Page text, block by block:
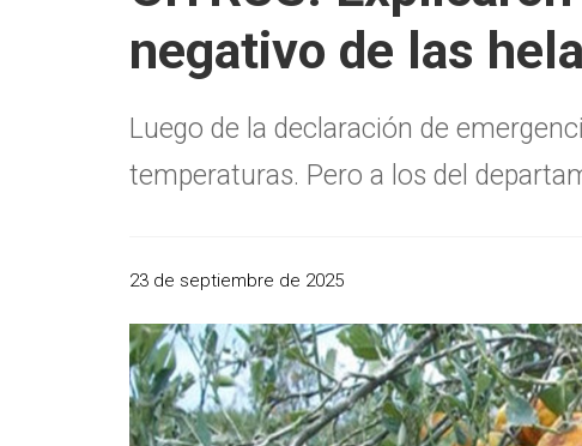
negativo de las
Luego de la declaración de
temperaturas. Pero a los del
23 de septiembre de 2025